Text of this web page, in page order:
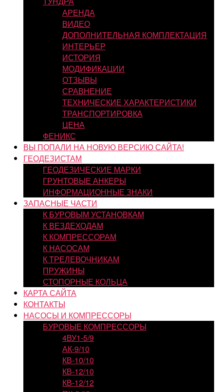
АРЕНДА
ВИДЕО
ДОПОЛНИТЕЛЬНАЯ КОМПЛЕКТАЦИЯ
ИНТЕРЬЕР
ИСТОРИЯ
МОДИФИКАЦИИ
ОТЗЫВЫ
СРАВНЕНИЕ
ТЕХНИЧЕСКИЕ ХАРАКТЕРИСТИКИ
ТРАНСПОРТИРОВКА
ЦЕНА
ФЕНИКС
ВЫ ПОПАЛИ НА НОВУЮ ВЕРСИЮ САЙТА!
ГЕОДЕЗИСТАМ
ГЕОДЕЗИЧЕСКИЕ МАРКИ
ГРУНТОВЫЕ АНКЕРЫ
ИНФОРМАЦИОННЫЕ ЗНАКИ
ЗАПАСНЫЕ ЧАСТИ
К БУРОВЫМ УСТАНОВКАМ
К ВЕЗДЕХОДАМ
К КОМПРЕССОРАМ
К НАСОСАМ
К ТРЕЛЕВОЧНИКАМ
ПРУЖИНЫ
СТОПОРНЫЕ КОЛЬЦА
КАРТА САЙТА
КОНТАКТЫ
НАСОСЫ И КОМПРЕССОРЫ
БУРОВЫЕ КОМПРЕССОРЫ
4ВУ1-5/9
АК-9/10
КВ-10/10
КВ-12/10
КВ-12/12